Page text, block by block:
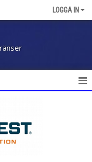
LOGGA IN